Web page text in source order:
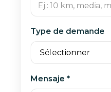
Type de demande
Mensaje *